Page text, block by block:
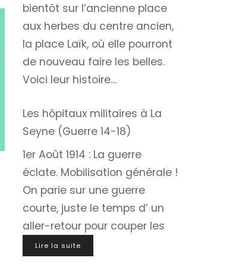
bientôt sur l’ancienne place
aux herbes du centre ancien,
la place Laïk, où elle pourront
de nouveau faire les belles.
Voici leur histoire…
Les hôpitaux militaires à La
Seyne (Guerre 14-18)
1er Août 1914 : La guerre
éclate. Mobilisation générale !
On parie sur une guerre
courte, juste le temps d’ un
aller-retour pour couper les
Lire la suite